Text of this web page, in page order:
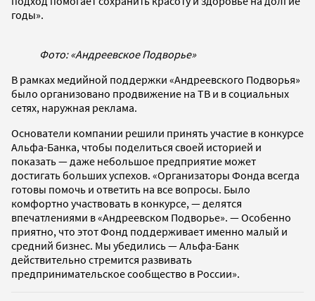
годы».
Фото: «Андреевское Подворье»
В рамках медийной поддержки «Андреевского Подворья»
было организовано продвижение на ТВ и в социальных
сетях, наружная реклама.
Основатели компании решили принять участие в конкурсе
Альфа-Банка, чтобы поделиться своей историей и
показать — даже небольшое предприятие может
достигать больших успехов. «Организаторы Фонда всегда
готовы помочь и ответить на все вопросы. Было
комфортно участвовать в конкурсе, — делятся
впечатлениями в «Андреевском Подворье». — Особенно
приятно, что этот Фонд поддерживает именно малый и
средний бизнес. Мы убедились — Альфа-Банк
действительно стремится развивать
предпринимательское сообщество в России».